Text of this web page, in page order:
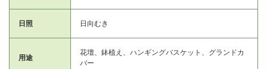
日照 日向むき
用途
花壇、鉢植え、ハンギングバスケット、グランドカ
バー